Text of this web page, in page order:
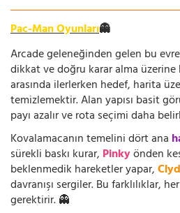
Pac-Man Oyunları👻
Arcade geleneğinden gelen bu
dikkat ve doğru karar alma
arasında ilerlerken hedef, harita
temizlemektir. Alan yapısı basit
payı azalır ve rota seçimi daha
Kovalamacanın temelini dört ana
sürekli baskı kurar, Pinkyönden
beklenmedik hareketler yapar,
davranışı sergiler. Bu farklılıklar,
gerektirir. 👻